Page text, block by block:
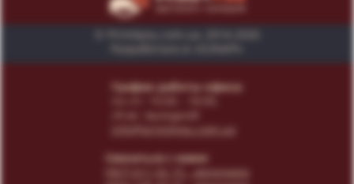
© Print4you.com.ua, 2014-2026
График работы офиса:
сб-вс: выходной
info@print4you.com.ua
Связаться с нами:
- менеджер